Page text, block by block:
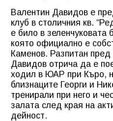
Валентин Давидов е
клуб в столичния кв.
е било в зеленчуковата
която официално е
Каменов. Разпитан
Давидов отрича да е
ходил в ЮАР при Къро,
близнаците Георги и
тренирали при него и
залата след края на
дейност.